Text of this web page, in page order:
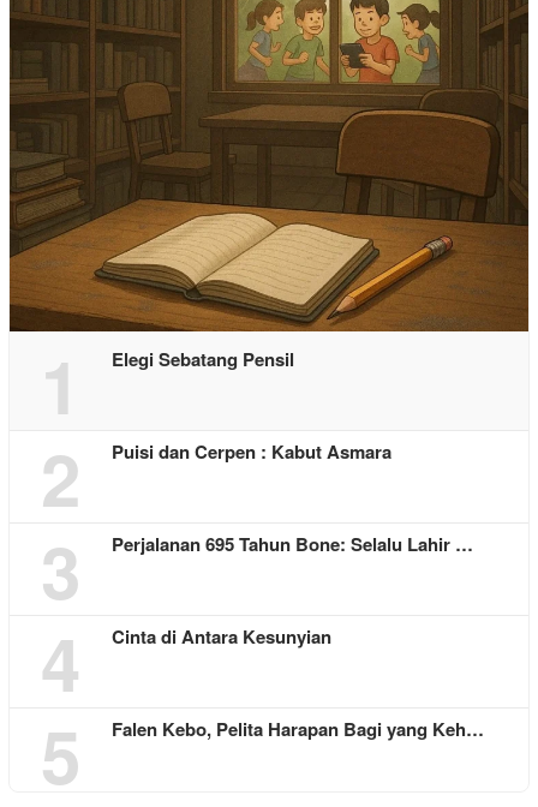
1 Elegi Sebatang Pensil
2 Puisi dan Cerpen : Kabut Asmara
3 Perjalanan 695 Tahun Bone: Selalu Lahir …
4 Cinta di Antara Kesunyian
5 Falen Kebo, Pelita Harapan Bagi yang Keh…